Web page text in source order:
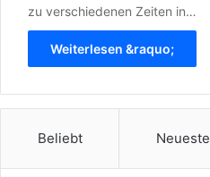
zu verschiedenen Zeiten in…
Weiterlesen &raquo;
Beliebt Neueste